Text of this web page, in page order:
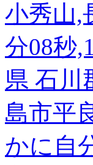
小秀山,
分08秒
県 石川
島市平
かに自